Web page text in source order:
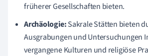
früherer Gesellschaften bieten.
Archäologie:Sakrale Stätten bieten
Ausgrabungen und Untersuchungen
vergangene Kulturen und religiöse